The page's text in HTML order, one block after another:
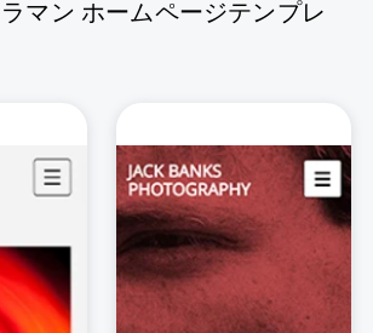
マン ホームページテンプレ